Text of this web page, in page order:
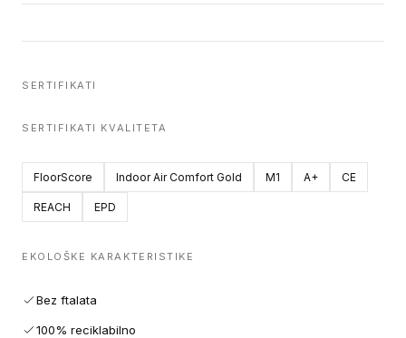
SERTIFIKATI
SERTIFIKATI KVALITETA
FloorScore Indoor Air Comfort Gold M1 A+ CE
REACH EPD
EKOLOŠKE KARAKTERISTIKE
Bez ftalata
100% reciklabilno